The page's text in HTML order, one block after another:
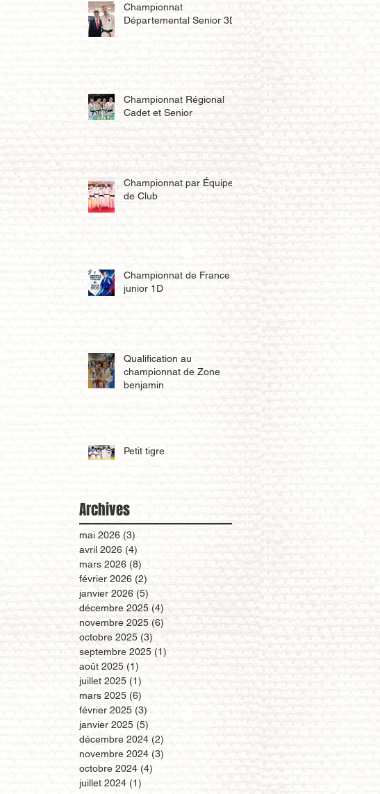
Championnat
Départemental Senior 3D
Championnat Régional
Cadet et Senior
Championnat par Équipe
de Club
Championnat de France
junior 1D
Qualification au
championnat de Zone
benjamin
Petit tigre
Archives
mai 2026 (3)
avril 2026 (4)
mars 2026 (8)
février 2026 (2)
janvier 2026 (5)
décembre 2025 (4)
novembre 2025 (6)
octobre 2025 (3)
septembre 2025 (1)
août 2025 (1)
juillet 2025 (1)
mars 2025 (6)
février 2025 (3)
janvier 2025 (5)
décembre 2024 (2)
novembre 2024 (3)
octobre 2024 (4)
juillet 2024 (1)